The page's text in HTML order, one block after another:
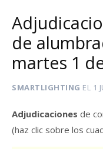
de
martes 1
SMARTLIGHTING EL 1
Adjudicaciones de
(haz clic sobre los